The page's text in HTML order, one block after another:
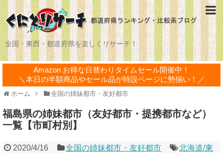
全国・東西・都道府県を楽しくリサーチ！
Amazon お得な日替わりタイムセール開催中！
＼本日の半額商品やセール品が特設ページに勢揃い！／
ホーム 全国の姉妹都市・友好都市
福島県の姉妹都市（友好都市・提携都市など）
一覧【市町村別】
2020/4/16 全国の姉妹都市・友好都市
北海道/東